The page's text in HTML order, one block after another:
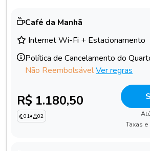
Café da Manhã
Internet Wi-Fi + Estacionamento
Política de Cancelamento do
Não ReembolsávelVer regras
R$ 1.180,50
01• 02
Taxas